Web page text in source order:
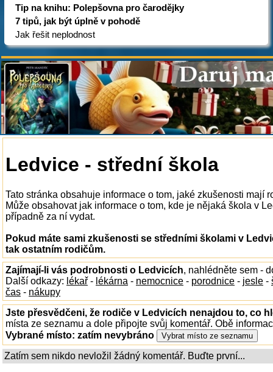
Tip na knihu: Polepšovna pro čarodějky
7 tipů, jak být úplně v pohodě
Jak řešit neplodnost
Ledvice - střední škola
Tato stránka obsahuje informace o tom, jaké zkušenosti mají
Může obsahovat jak informace o tom, kde je nějaká škola v
případně za ní vydat.
Pokud máte sami zkušenosti se středními školami v
tak ostatním rodičům.
Zajímají-li vás podrobnosti o Ledvicích, nahlédněte sem -
Další odkazy: lékař - lékárna - nemocnice - porodnice - jesle -
čas - nákupy
Jste přesvědčeni, že rodiče v Ledvicích nenajdou to, co
místa ze seznamu a dole připojte svůj komentář. Obě
Vybrané místo: zatím nevybráno
Zatím sem nikdo nevložil žádný komentář. Buďte první...